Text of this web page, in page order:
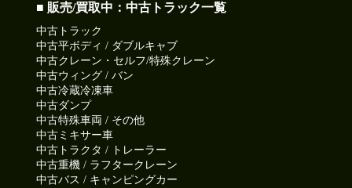
■ 販売/買取中：中古トラック一覧
中古トラック
中古平ボディ / ダブルキャブ
中古クレーン・セルフ/特殊クレーン
中古ウィング / バン
中古冷蔵冷凍車
中古ダンプ
中古特殊車両 / その他
中古ミキサー車
中古トラクタ / トレーラー
中古重機 / ラフタークレーン
中古バス / キャンピングカー